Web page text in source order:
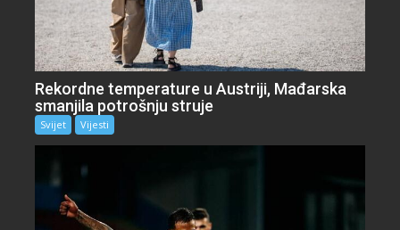
Rekordne temperature u Austriji, Mađarska
smanjila potrošnju struje
Svijet Vijesti